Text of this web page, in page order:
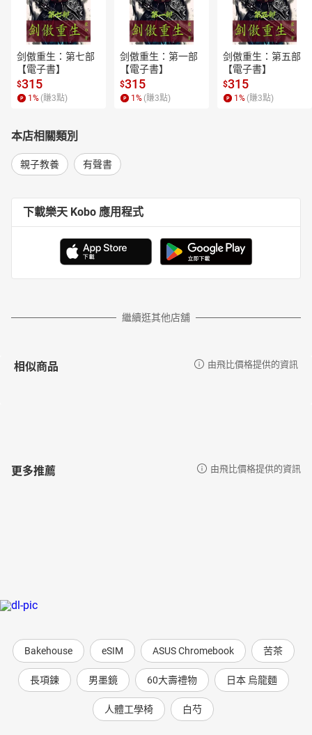
剑傲重生：第七部
【電子書】
$315
1 % (賺3點)
剑傲重生：第一部
【電子書】
$315
1 % (賺3點)
剑傲重生：第五部
【電子書】
$315
1 % (賺3點)
本店相關類別
親子教養 有聲書
下載樂天 Kobo 應用程式
繼續逛其他店舖
相似商品 由飛比價格提供的資訊
更多推薦 由飛比價格提供的資訊
Bakehouse eSIM ASUS Chromebook 苦茶
長項鍊 男墨鏡 60大壽禮物 日本 烏龍麵
人體工學椅 白芍